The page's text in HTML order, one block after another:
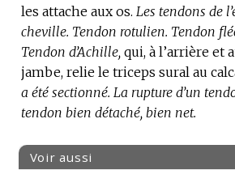
DOMAINE
:
les attache aux os. Les tendons de
cheville. Tendon rotulien. Tendon
Tendon d’Achille, qui, à l’arrière et
jambe, relie le triceps sural au
a été sectionné. La rupture d’un
tendon bien détaché, bien net.
Voir aussi